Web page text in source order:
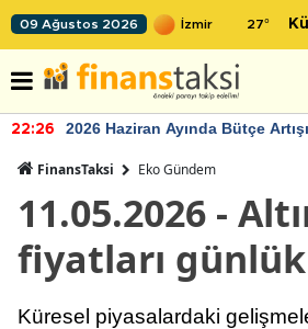
09 Ağustos 2026 27°
22:26 2026 Haziran Ayında Bütçe
FinansTaksi Eko Gündem
11.05.2026 -
fiyatları
Küresel piyasalardaki